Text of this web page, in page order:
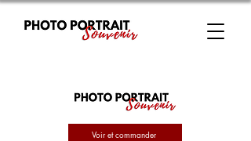
Voir et commander